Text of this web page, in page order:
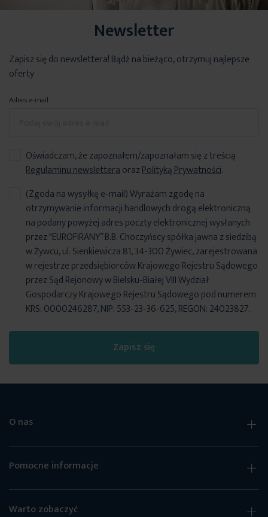
Newsletter
Zapisz się do newslettera! Bądź na bieżąco, otrzymuj najlepsze
oferty
Adres e-mail
Oświadczam, że zapoznałem/zapoznałam się z treścią
Regulaminu newsletteraorazPolityką Prywatności.
Zapisz się
(Zgoda na wysyłkę e-mail) Wyrażam zgodę na
otrzymywanie informacji handlowych drogą elektroniczną
na podany powyżej adres poczty elektronicznej wysłanych
przez "EUROFIRANY” B.B. Choczyńscy spółka jawna z siedzibą
w Żywcu, ul. Sienkiewicza 81, 34-300 Żywiec, zarejestrowana
w rejestrze przedsiębiorców Krajowego Rejestru Sądowego
przez Sąd Rejonowy w Bielsku-Białej VIII Wydział
Gospodarczy Krajowego Rejestru Sądowego pod numerem
KRS: 0000246287, NIP: 553-23-36-625, REGON: 24023827.
O nas
Pomocne informacje
Warto zobaczyć